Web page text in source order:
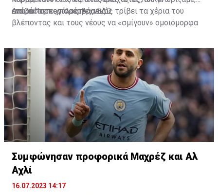
απαραίτητες παρεμβάσεις.
ενώ ο Πορτογάλος τεχνικός τρίβει τα χέρια του
βλέποντας και τους νέους να «σμίγουν» ομοιόμορφα
Διαβάστε περισσότεραΕΔΩ.
Συμφώνησαν προφορικά Μαχρέζ και Αλ
Αχλί
16.07.2023 14:17